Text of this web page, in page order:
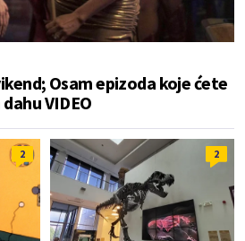
Osam epizoda koje ćete
VIDEO
2 2